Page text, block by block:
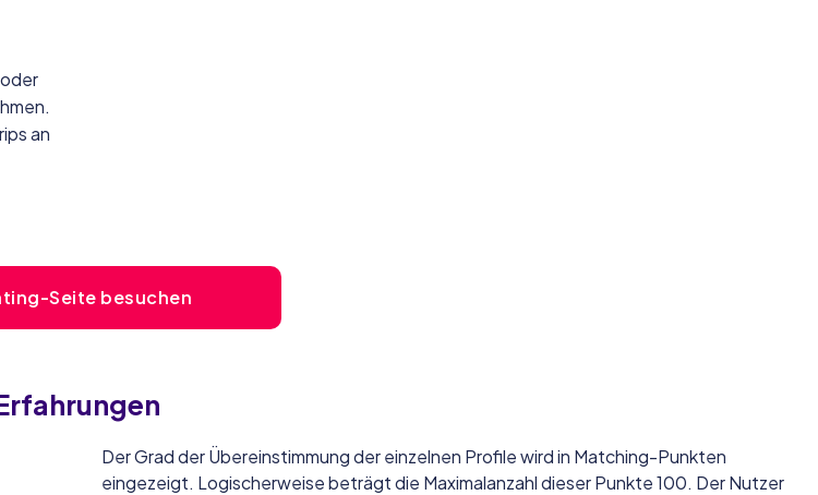
an
Seite besuchen
Der Grad der Übereinstimmung der einzelnen Profile wird in Matching-Punkten
eingezeigt. Logischerweise beträgt die Maximalanzahl dieser Punkte 100. Der Nutzer